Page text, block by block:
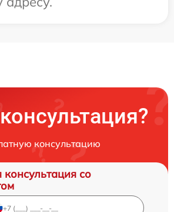
консультацию
консультация со